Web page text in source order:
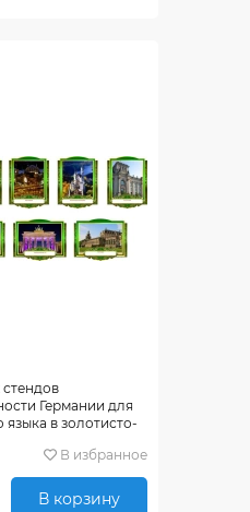
Германии для
языка в золотисто-
В избранное
В корзину